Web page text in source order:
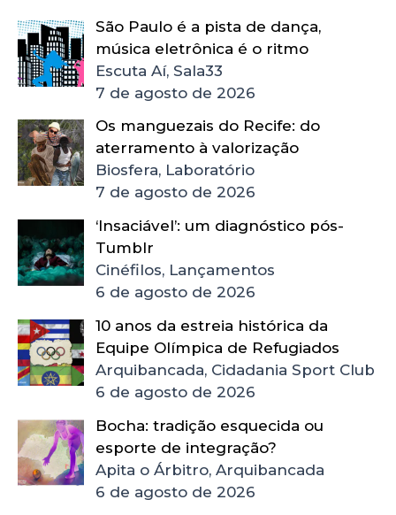
São Paulo é a pista de dança,
música eletrônica é o ritmo
Escuta Aí, Sala33
7 de agosto de 2026
Os manguezais do Recife: do
aterramento à valorização
Biosfera, Laboratório
7 de agosto de 2026
‘Insaciável’: um diagnóstico pós-
Tumblr
Cinéfilos, Lançamentos
6 de agosto de 2026
10 anos da estreia histórica da
Equipe Olímpica de Refugiados
Arquibancada, Cidadania Sport Club
6 de agosto de 2026
Bocha: tradição esquecida ou
esporte de integração?
Apita o Árbitro, Arquibancada
6 de agosto de 2026